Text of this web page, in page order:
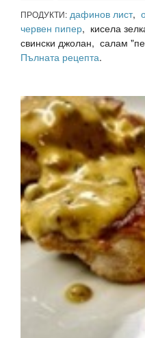
ПРОДУКТИ: дафинов лист,
червен пипер, кисела
свински джолан, салам
Пълната рецепта.